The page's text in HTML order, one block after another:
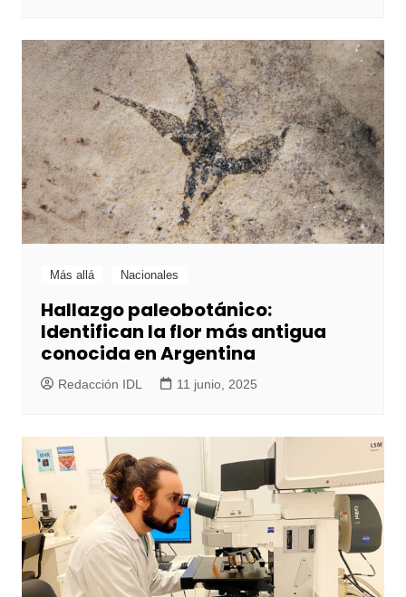
Más allá Nacionales
Hallazgo paleobotánico:
Identifican la flor más antigua
conocida en Argentina
Redacción IDL 11 junio, 2025